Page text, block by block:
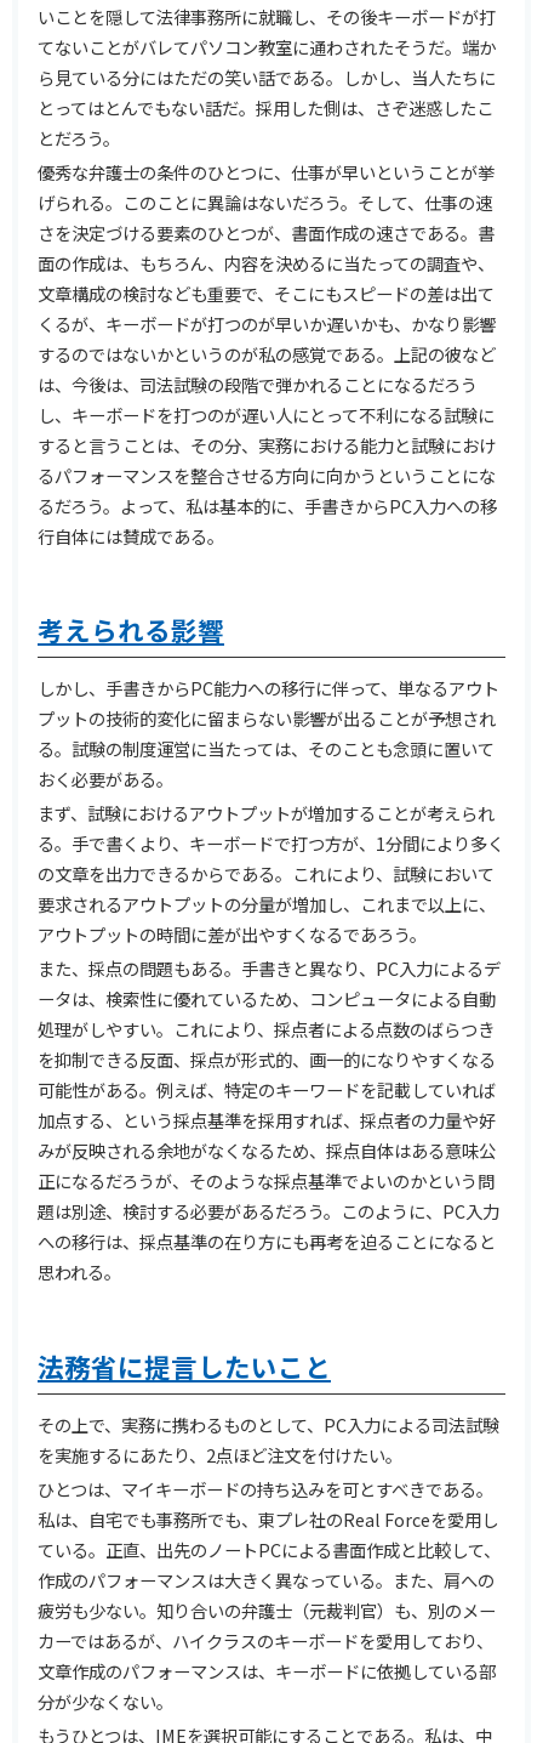
いことを隠して法律事務所に就職し、その後キーボードが打
てないことがバレてパソコン教室に通わされたそうだ。端か
ら見ている分にはただの笑い話である。しかし、当人たちに
とってはとんでもない話だ。採用した側は、さぞ迷惑したこ
とだろう。
優秀な弁護士の条件のひとつに、仕事が早いということが挙
げられる。このことに異論はないだろう。そして、仕事の速
さを決定づける要素のひとつが、書面作成の速さである。書
面の作成は、もちろん、内容を決めるに当たっての調査や、
文章構成の検討なども重要で、そこにもスピードの差は出て
くるが、キーボードが打つのが早いか遅いかも、かなり影響
するのではないかというのが私の感覚である。上記の彼など
は、今後は、司法試験の段階で弾かれることになるだろう
し、キーボードを打つのが遅い人にとって不利になる試験に
すると言うことは、その分、実務における能力と試験におけ
るパフォーマンスを整合させる方向に向かうということにな
るだろう。よって、私は基本的に、手書きからPC入力への移
行自体には賛成である。
考えられる影響
しかし、手書きからPC能力への移行に伴って、単なるアウト
プットの技術的変化に留まらない影響が出ることが予想され
る。試験の制度運営に当たっては、そのことも念頭に置いて
おく必要がある。
まず、試験におけるアウトプットが増加することが考えられ
る。手で書くより、キーボードで打つ方が、1分間により多く
の文章を出力できるからである。これにより、試験において
要求されるアウトプットの分量が増加し、これまで以上に、
アウトプットの時間に差が出やすくなるであろう。
また、採点の問題もある。手書きと異なり、PC入力によるデ
ータは、検索性に優れているため、コンピュータによる自動
処理がしやすい。これにより、採点者による点数のばらつき
を抑制できる反面、採点が形式的、画一的になりやすくなる
可能性がある。例えば、特定のキーワードを記載していれば
加点する、という採点基準を採用すれば、採点者の力量や好
みが反映される余地がなくなるため、採点自体はある意味公
正になるだろうが、そのような採点基準でよいのかという問
題は別途、検討する必要があるだろう。このように、PC入力
への移行は、採点基準の在り方にも再考を迫ることになると
思われる。
法務省に提言したいこと
その上で、実務に携わるものとして、PC入力による司法試験
を実施するにあたり、2点ほど注文を付けたい。
ひとつは、マイキーボードの持ち込みを可とすべきである。
私は、自宅でも事務所でも、東プレ社のReal Forceを愛用し
ている。正直、出先のノートPCによる書面作成と比較して、
作成のパフォーマンスは大きく異なっている。また、肩への
疲労も少ない。知り合いの弁護士（元裁判官）も、別のメー
カーではあるが、ハイクラスのキーボードを愛用しており、
文章作成のパフォーマンスは、キーボードに依拠している部
分が少なくない。
もうひとつは、IMEを選択可能にすることである。私は、中